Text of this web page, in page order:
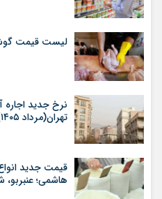
لیست قیمت گوشت
نرخ جدید اجاره
تهران(مرداد ۱۴۰۵)
هاشمی؛